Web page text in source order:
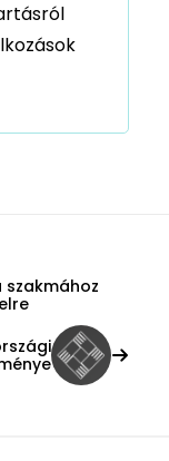
szakmához